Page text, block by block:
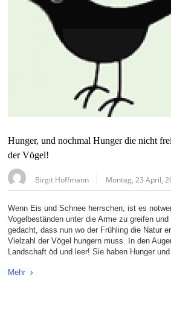
Hunger, und nochmal Hunger die nicht
der Vögel!
Birgit Hoffmann Montag, 23 April,
Wenn Eis und Schnee herrschen, ist es
Vogelbeständen unter die Arme zu greifen
gedacht, dass nun wo der Frühling die Natur
Vielzahl der Vögel hungern muss. In den
Landschaft öd und leer! Sie haben Hunger
Mehr